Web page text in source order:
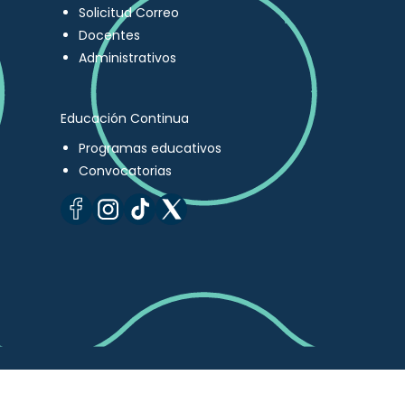
Solicitud Correo
Docentes
Administrativos
Educación Continua
Programas educativos
Convocatorias